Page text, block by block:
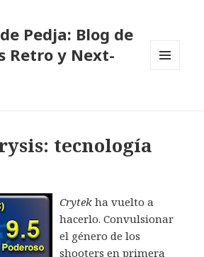
Pedja: Blog de
Retro y Next-
tecnología
Crytek ha vuelto a
hacerlo. Convulsionar
el género de los
shooters en primera